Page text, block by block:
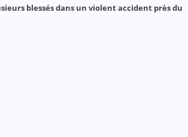
blessés dans un violent accident près du